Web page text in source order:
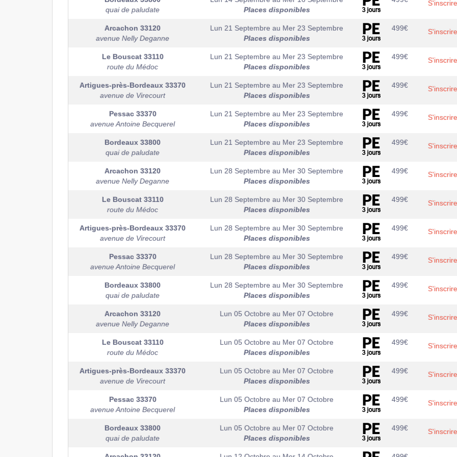
quai de paludate
Places disponibles
S'inscrire
Arcachon 33120
avenue Nelly Deganne
Lun 21 Septembre au Mer 23 Septembre
Places disponibles
499€ S'inscrire
Le Bouscat 33110
route du Médoc
Lun 21 Septembre au Mer 23 Septembre
Places disponibles
499€ S'inscrire
Artigues-près-Bordeaux 33370
avenue de Virecourt
Lun 21 Septembre au Mer 23 Septembre
Places disponibles
499€ S'inscrire
Pessac 33370
avenue Antoine Becquerel
Lun 21 Septembre au Mer 23 Septembre
Places disponibles
499€ S'inscrire
Bordeaux 33800
quai de paludate
Lun 21 Septembre au Mer 23 Septembre
Places disponibles
499€ S'inscrire
Arcachon 33120
avenue Nelly Deganne
Lun 28 Septembre au Mer 30 Septembre
Places disponibles
499€ S'inscrire
Le Bouscat 33110
route du Médoc
Lun 28 Septembre au Mer 30 Septembre
Places disponibles
499€ S'inscrire
Artigues-près-Bordeaux 33370
avenue de Virecourt
Lun 28 Septembre au Mer 30 Septembre
Places disponibles
499€ S'inscrire
Pessac 33370
avenue Antoine Becquerel
Lun 28 Septembre au Mer 30 Septembre
Places disponibles
499€ S'inscrire
Bordeaux 33800
quai de paludate
Lun 28 Septembre au Mer 30 Septembre
Places disponibles
499€ S'inscrire
Arcachon 33120
avenue Nelly Deganne
Lun 05 Octobre au Mer 07 Octobre
Places disponibles
499€ S'inscrire
Le Bouscat 33110
route du Médoc
Lun 05 Octobre au Mer 07 Octobre
Places disponibles
499€ S'inscrire
Artigues-près-Bordeaux 33370
avenue de Virecourt
Lun 05 Octobre au Mer 07 Octobre
Places disponibles
499€ S'inscrire
Pessac 33370
avenue Antoine Becquerel
Lun 05 Octobre au Mer 07 Octobre
Places disponibles
499€ S'inscrire
Bordeaux 33800
quai de paludate
Lun 05 Octobre au Mer 07 Octobre
Places disponibles
499€ S'inscrire